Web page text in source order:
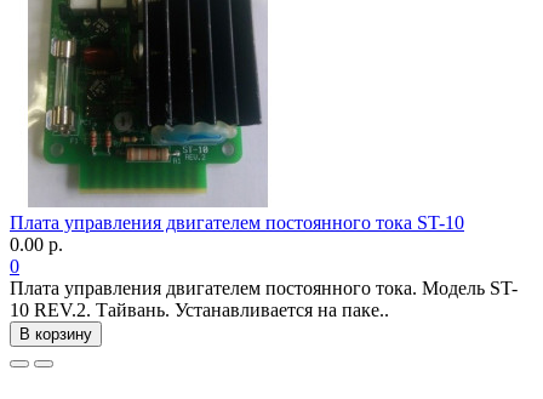
Плата управления двигателем постоянного тока ST-10
0.00 р.
0
Плата управления двигателем постоянного тока. Модель ST-
10 REV.2. Тайвань. Устанавливается на паке..
В корзину